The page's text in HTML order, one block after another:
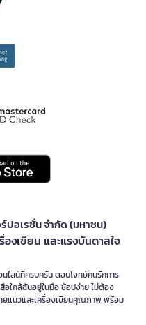
ร์ปอเรชั่น จำกัด (มหาชน)
งเขียน และแรงบันดาลใจ
ไลน์ที่ครบครัน ตอบโจทย์คนรักการ
อใกล้ฉันอยู่ในมือ ช้อปง่าย ไม่ต้อง
ยแนวและเครื่องเขียนคุณภาพ พร้อม